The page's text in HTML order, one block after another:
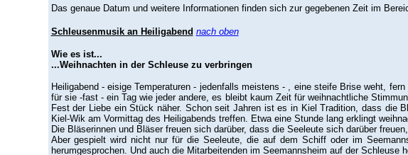
Das genaue Datum und weitere Informationen finden sich zur gegebenen Zeit im
Schleusenmusik an Heiligabend nach oben
Wie es ist...
...Weihnachten in der Schleuse zu verbringen
Heiligabend - eisige Temperaturen - jedenfalls meistens - , eine steife Brise weht,
für sie -fast - ein Tag wie jeder andere, es bleibt kaum Zeit für weihnachtliche
Fest der Liebe ein Stück näher. Schon seit Jahren ist es in Kiel Tradition, dass die
Kiel-Wik am Vormittag des Heiligabends treffen. Etwa eine Stunde lang erklingt
Die Bläserinnen und Bläser freuen sich darüber, dass die Seeleute sich darüber
Aber gespielt wird nicht nur für die Seeleute, die auf dem Schiff oder im
herumgesprochen. Und auch die Mitarbeitenden im Seemannsheim auf der Schleuse